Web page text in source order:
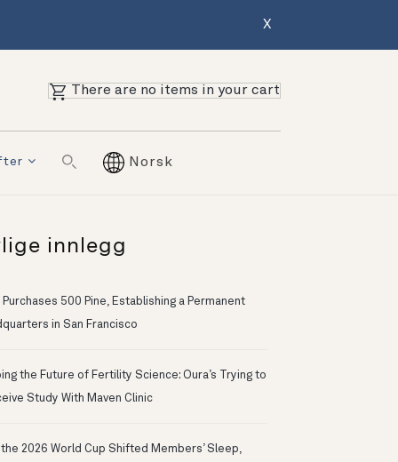
X
There are no items in your cart
Norsk
innlegg
Purchases 500 Pine, Establishing a Permanent
in San Francisco
the Future of Fertility Science: Oura’s Trying to
Study With Maven Clinic
2026 World Cup Shifted Members’ Sleep,